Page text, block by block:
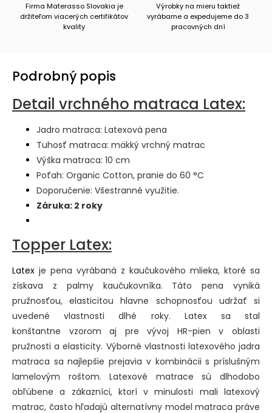
Firma Materasso Slovakia je
držiteľom viacerých certifikátov
kvality
Výrobky na mieru taktiež
vyrábame a expedujeme do 3
pracovných dní
Podrobný popis
Detail vrchného matraca Latex:
Jadro matraca: Latexová pena
Tuhosť matraca: mäkký vrchný matrac
Výška matraca: 10 cm
Poťah: Organic Cotton, pranie do 60 °C
Doporučenie: Všestranné využitie.
Záruka: 2 roky
Topper Latex:
Latex je pena vyrábaná z kaučukového mlieka, ktoré sa
získava z palmy kaučukovníka. Táto pena vyniká
pružnosťou, elasticitou hlavne schopnosťou udržať si
uvedené vlastnosti dlhé roky. Latex sa stal
konštantne vzorom aj pre vývoj HR-pien v oblasti
pružnosti a elasticity. Výborné vlastnosti latexového jadra
matraca sa najlepšie prejavia v kombinácii s príslušným
lamelovým roštom. Latexové matrace sú dlhodobo
obľúbene a zákazníci, ktorí v minulosti mali latexový
matrac, často hľadajú alternatívny model matraca práve